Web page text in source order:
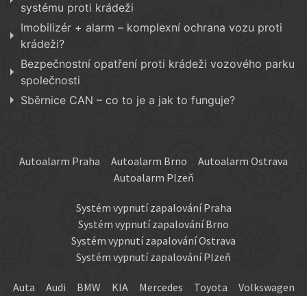
systému proti krádeži
Imobilizér + alarm – komplexní ochrana vozu proti
krádeži?
Bezpečnostní opatření proti krádeži vozového parku
společnosti
Sběrnice CAN – co to je a jak to funguje?
Autoalarm Praha Autoalarm Brno
Autoalarm Ostrava
Autoalarm Plzeň
Systém vypnutí zapalování Praha
Systém vypnutí zapalování Brno
Systém vypnutí zapalování Ostrava
Systém vypnutí zapalování Plzeň
Auta Audi BMW KIA Mercedes Toyota
Volkswagen